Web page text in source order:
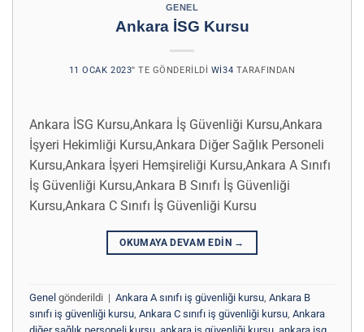
GENEL
Ankara İSG Kursu
11 OCAK 2023’' TE GÖNDERILDI WI34 TARAFINDAN
Ankara İSG Kursu,Ankara İş Güvenliği Kursu,Ankara
İşyeri Hekimliği Kursu,Ankara Diğer Sağlık Personeli
Kursu,Ankara İşyeri Hemşireliği Kursu,Ankara A Sınıfı
İş Güvenliği Kursu,Ankara B Sınıfı İş Güvenliği
Kursu,Ankara C Sınıfı İş Güvenliği Kursu
OKUMAYA DEVAM EDIN →
Genel gönderildi | Ankara A sınıfı iş güvenliği kursu Ankara B
sınıfı iş güvenliği kursu Ankara C sınıfı iş güvenliği kursu Ankara